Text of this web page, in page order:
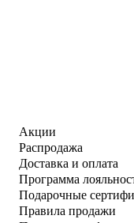
Акции
Распродажа
Доставка и оплата
Программа
Подарочные
Правила продажи